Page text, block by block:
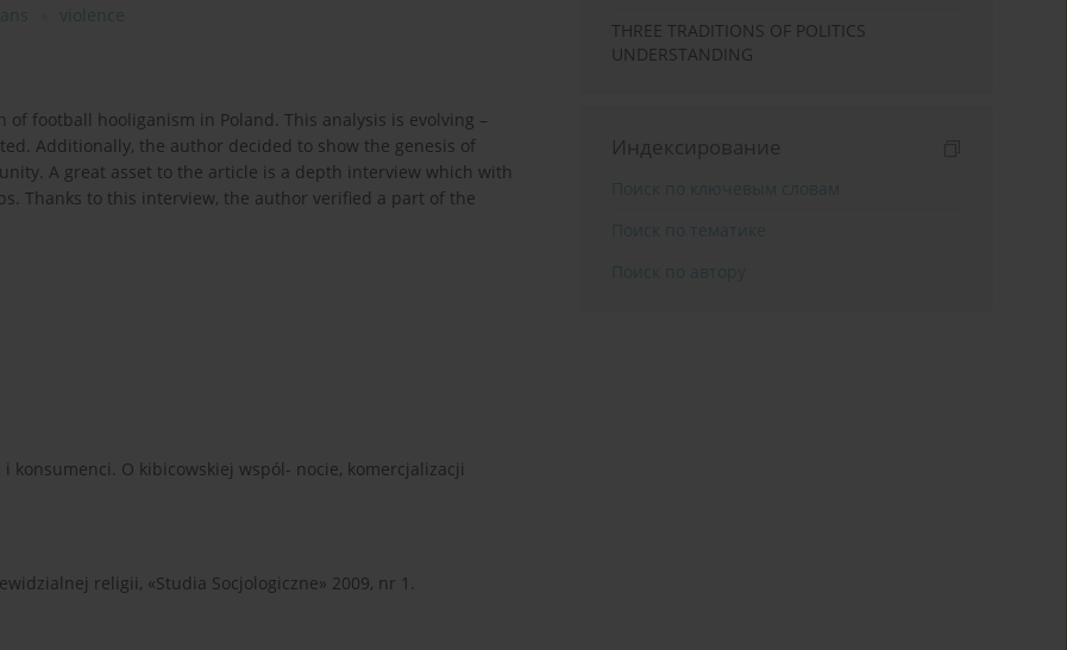
violence
football hooliganism in Poland. This analysis is evolving –
Additionally, the author decided to show the genesis of
A great asset to the article is a depth interview which with
Thanks to this interview, the author verified a part of the
i konsumenci. O kibicowskiej wspól- nocie, komercjalizacji
religii, «Studia Socjologiczne» 2009, nr 1.
THREE TRADITIONS OF POLITICS
UNDERSTANDING
Индексирование